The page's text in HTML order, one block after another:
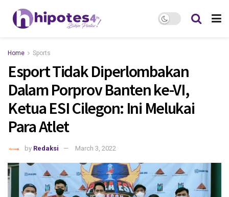
Home Sports
Esport Tidak Diperlombakan
Dalam Porprov Banten ke-VI,
Ketua ESI Cilegon: Ini Melukai
Para Atlet
by Redaksi March 3, 2022